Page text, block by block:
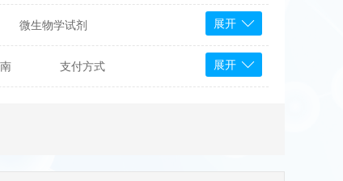
Bioassay Systems
微生物学试剂 展开
支付方式 展开